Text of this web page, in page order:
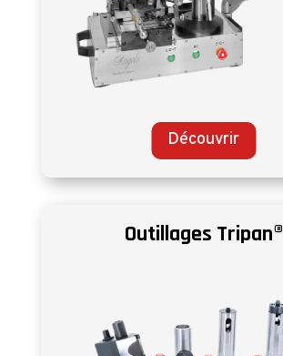
Découvrir
Outillages Tripan®